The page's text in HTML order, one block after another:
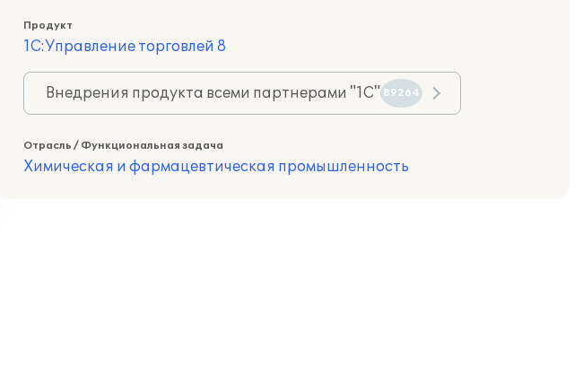
Продукт
1С:Управление торговлей 8
Внедрения продукта всеми партнерами "1С" 89264
Отрасль / Функциональная задача
Химическая и фармацевтическая промышленность